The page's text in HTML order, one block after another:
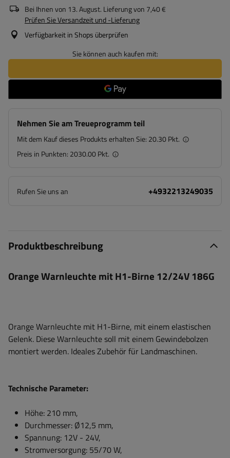
Bei Ihnen von 13. August. Lieferung von 7,40 €
Prüfen Sie Versandzeit und -Lieferung
Verfügbarkeit in Shops überprüfen
Sie können auch kaufen mit:
Nehmen Sie am Treueprogramm teil
Mit dem Kauf dieses Produkts erhalten Sie: 20.30 Pkt.
Preis in Punkten: 2030.00 Pkt.
Rufen Sie uns an +4932213249035
Produktbeschreibung
Orange Warnleuchte mit H1-Birne 12/24V 186G
Orange Warnleuchte mit H1-Birne, mit einem elastischen
Gelenk. Diese Warnleuchte soll mit einem Gewindebolzen
montiert werden. Ideales Zubehör für Landmaschinen.
Technische Parameter:
Höhe: 210 mm,
Durchmesser: Ø12,5 mm,
Spannung: 12V - 24V,
Stromversorgung: 55/70 W,